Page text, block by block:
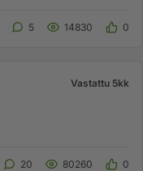
5 14830 0
Vastattu 5kk
20 80260 0